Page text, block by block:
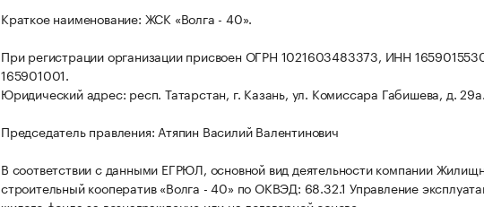
Краткое наименование: ЖСК «Волга - 40».
При регистрации организации присвоен ОГРН 1021603483373, ИНН
165901001.
Юридический адрес: респ. Татарстан, г. Казань, ул. Комиссара Габишева, д. 29а.
Председатель правления: Атяпин Василий Валентинович
В соответствии с данными ЕГРЮЛ, основной вид деятельности компании
строительный кооператив «Волга - 40» по ОКВЭД: 68.32.1 Управление